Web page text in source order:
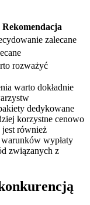
Rekomendacja
zalecane
rozważyć
warto dokładnie
dedykowane
korzystne cenowo
również
wypłaty
związanych z